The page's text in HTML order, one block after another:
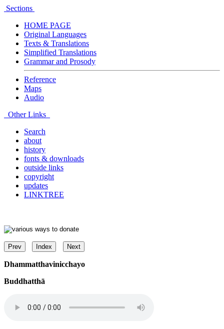
Sections
HOME PAGE
Original Languages
Texts & Translations
Simplified Translations
Grammar and Prosody
Reference
Maps
Audio
Other Links
Search
about
history
fonts & downloads
outside links
copyright
updates
LINKTREE
Prev Index Next
Dhammatthavinicchayo
Buddhatthā